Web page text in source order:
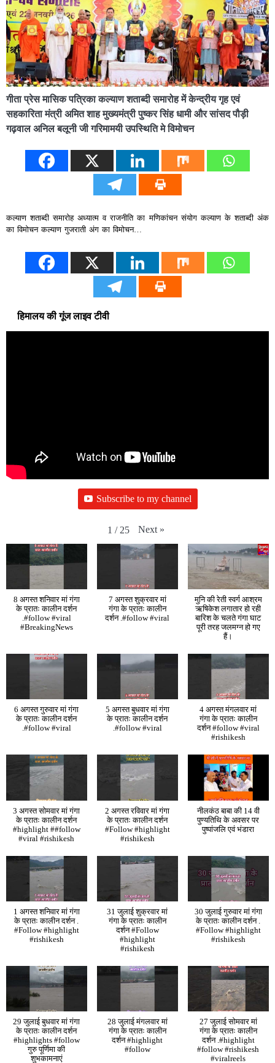
गीता प्रेस मासिक पत्रिका कल्याण शताब्दी समारोह में केन्द्रीय गृह एवं
सहकारिता मंत्री अमित शाह मुख्यमंत्री पुष्कर सिंह धामी और सांसद पौड़ी
गढ़वाल अनिल बलूनी जी गरिमामयी उपस्थिति मे विमोचन
कल्याण शताब्दी समारोह अध्यात्म व राजनीति का मणिकांचन संयोग कल्याण के शताब्दी अंक
का विमोचन कल्याण गुजराती अंग का विमोचन…
हिमालय की गूंज लाइव टीवी
Subscribe to my channel
1 / 25 Next »
8 अगस्त शनिवार मां गंगा
के प्रातः कालीन दर्शन
.#follow #viral
#BreakingNews
7 अगस्त शुक्रवार मां
गंगा के प्रातः कालीन
दर्शन .#follow #viral
मुनि की रेती स्वर्ग आश्रम
ऋषिकेश लगातार हो रही
बारिश के चलते गंगा घाट
पूरी तरह जलमग्न हो गए
हैं।
6 अगस्त गुरुवार मां गंगा
के प्रातः कालीन दर्शन
.#follow #viral
5 अगस्त बुधवार मां गंगा
के प्रातः कालीन दर्शन
.#follow #viral
4 अगस्त मंगलवार मां
गंगा के प्रातः कालीन
दर्शन #follow #viral
#rishikesh
3 अगस्त सोमवार मां गंगा
के प्रातः कालीन दर्शन
#highlight ##follow
#viral #rishikesh
2 अगस्त रविवार मां गंगा
के प्रातः कालीन दर्शन
#Follow #highlight
#rishikesh
नीलकंठ बाबा की 14 वी
पुण्यतिथि के अवसर पर
पुष्पांजलि एवं भंडारा
1 अगस्त शनिवार मां गंगा
के प्रातः कालीन दर्शन .
#Follow #highlight
#rishikesh
31 जुलाई शुक्रवार मां
गंगा के प्रातः कालीन
दर्शन #Follow
#highlight
#rishikesh
30 जुलाई गुरुवार मां गंगा
के प्रातः कालीन दर्शन .
#Follow #highlight
#rishikesh
29 जुलाई बुधवार मां गंगा
के प्रातः कालीन दर्शन
#highlights #follow
गुरु पूर्णिमा की
शुभकामनाएं
28 जुलाई मंगलवार मां
गंगा के प्रातः कालीन
दर्शन #highlight
#follow
27 जुलाई सोमवार मां
गंगा के प्रातः कालीन
दर्शन .#highlight
#follow #rishikesh
#viralreels